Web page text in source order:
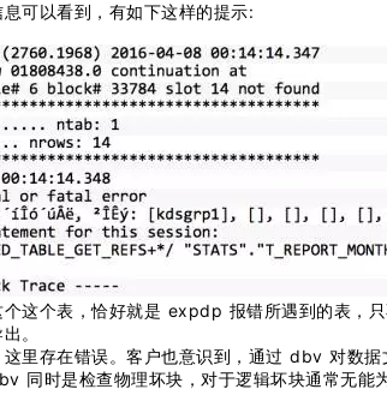
可以看到，有如下这样的提示:
个这个表，恰好就是 expdp 报错所遇到的表
。
里存在错误。客户也意识到，通过 dbv 对数据
同时是检查物理坏块，对于逻辑坏块通常无